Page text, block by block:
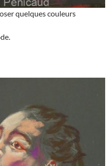
quelques couleurs